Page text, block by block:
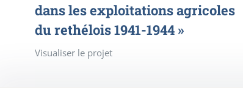
dans les exploitations agricoles
du rethélois 1941-1944 »
Visualiser le projet